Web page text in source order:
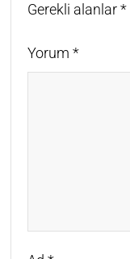
Gerekli alanlar*
Yorum *